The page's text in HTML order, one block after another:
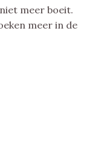
meer boeit.
meer in de